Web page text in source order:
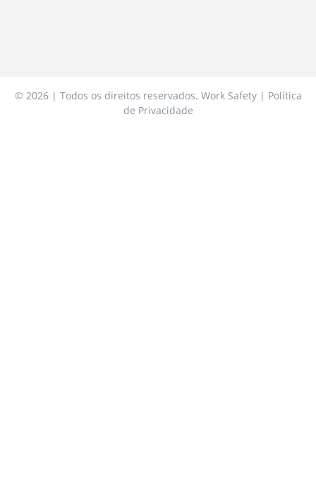
© 2026 | Todos os direitos reservados. Work Safety | Política
de Privacidade